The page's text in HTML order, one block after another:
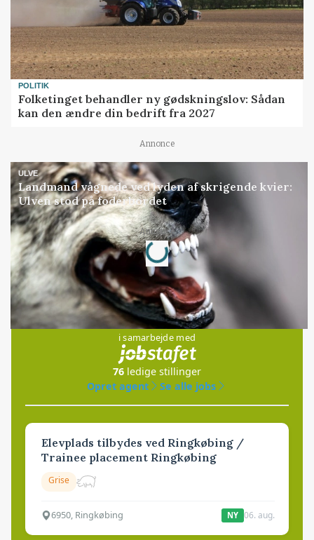
POLITIK
Folketinget behandler ny gødskningslov: Sådan
kan den ændre din bedrift fra 2027
Annonce
ULVE
Landmand vågnede ved lyden af skrigende kvier:
Ulven stod på foderbordet
Annonce
Loading...
Jobs
i samarbejde med
76 ledige stillinger
Opret agent
Se alle jobs
Elevplads tilbydes ved Ringkøbing /
Trainee placement Ringkøbing
Grise
6950, Ringkøbing NY 06. aug.